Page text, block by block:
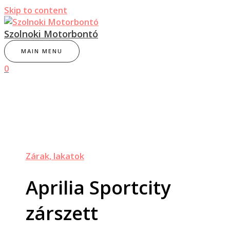
Skip to content
Szolnoki Motorbontó
MAIN MENU
0
Zárak, lakatok
Aprilia Sportcity
zárszett